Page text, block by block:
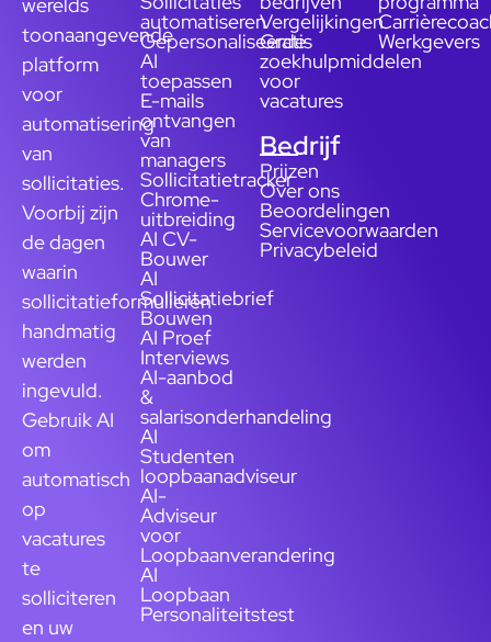
werelds
toonaangevende
platform
voor
automatisering
van
sollicitaties.
Voorbij zijn
de dagen
waarin
sollicitatieformulieren
handmatig
werden
ingevuld.
Gebruik AI
om
automatisch
op
vacatures
te
solliciteren
en uw
automatiseren
Gepersonaliseerde
AI
toepassen
E-mails
ontvangen
van
managers
Sollicitatietracker
Chrome-
uitbreiding
AI CV-
Bouwer
AI
Sollicitatiebrief
Bouwen
AI Proef
Interviews
AI-aanbod
&
salarisonderhandeling
AI
Studenten
loopbaanadviseur
AI-
Adviseur
voor
Loopbaanverandering
AI
Loopbaan
Personaliteitstest
Vergelijkingen
Gratis
zoekhulpmiddelen
voor
vacatures
Bedrijf
Prijzen
Over ons
Beoordelingen
Servicevoorwaarden
Privacybeleid
Werkgevers